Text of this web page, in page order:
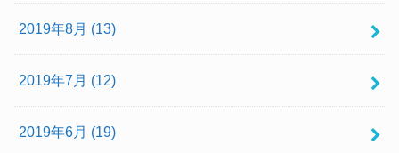
2019年8月 (13)
2019年7月 (12)
2019年6月 (19)